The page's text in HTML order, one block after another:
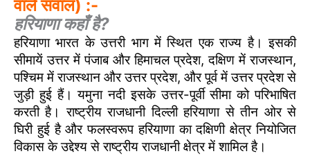
वाले सवाल) :-
हरियाणा कहाँ है?
हरियाणा भारत के उत्तरी भाग में स्थित एक राज्य है। इसकी
सीमायें उत्तर में पंजाब और हिमाचल प्रदेश, दक्षिण में राजस्थान,
पश्चिम में राजस्थान और उत्तर प्रदेश, और पूर्व में उत्तर प्रदेश से
जुड़ी हुई हैं। यमुना नदी इसके उत्तर-पूर्वी सीमा को परिभाषित
करती है। राष्ट्रीय राजधानी दिल्ली हरियाणा से तीन ओर से
घिरी हुई है और फलस्वरूप हरियाणा का दक्षिणी क्षेत्र नियोजित
विकास के उद्देश्य से राष्ट्रीय राजधानी क्षेत्र में शामिल है।